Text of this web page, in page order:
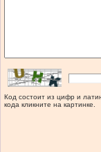
Код состоит из цифр и
кода кликните на картинке.